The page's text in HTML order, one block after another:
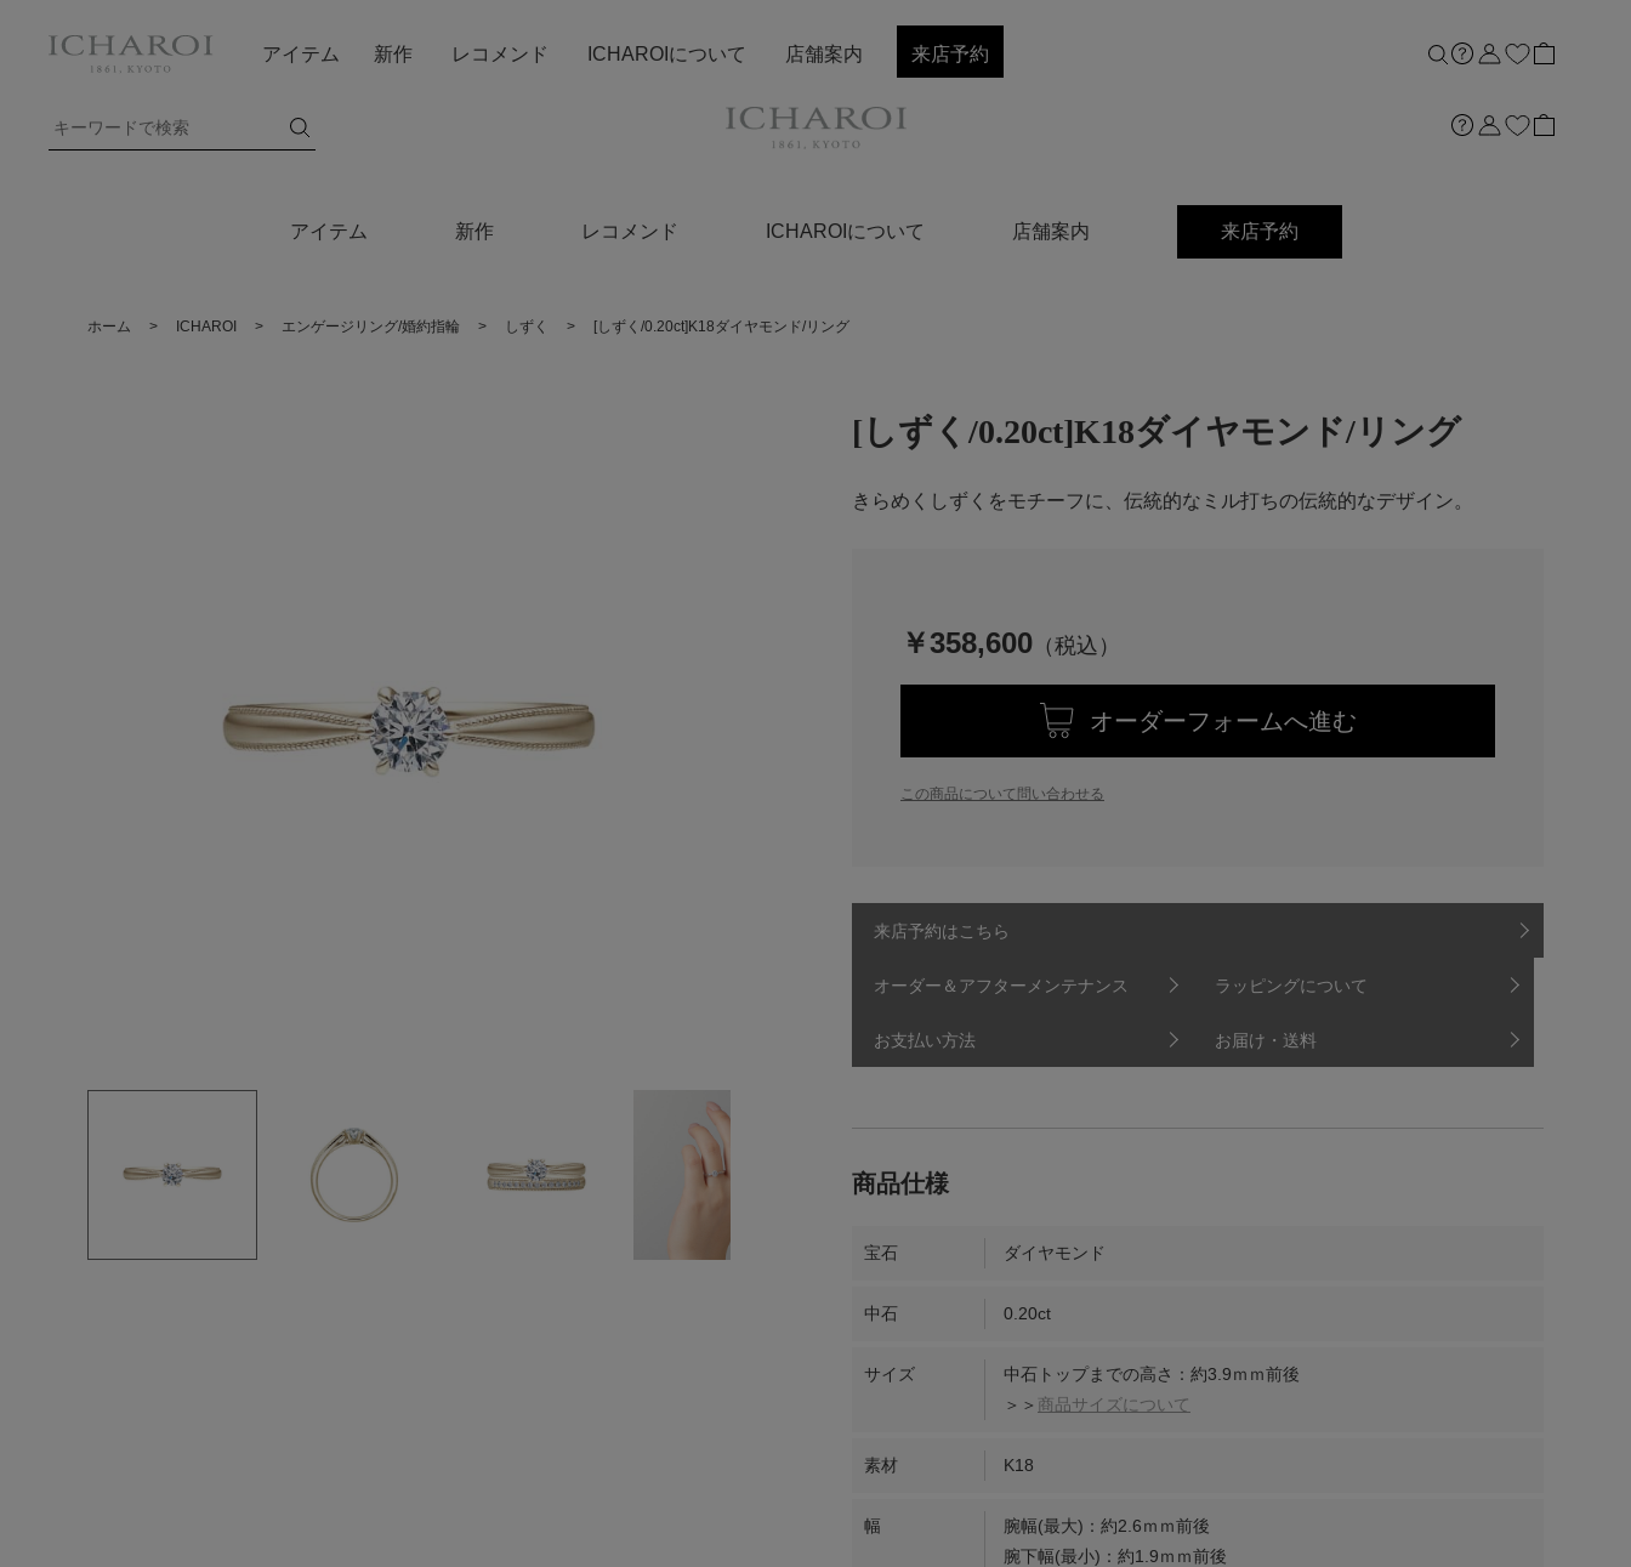
アイテム 新作 レコメンド ICHAROIについて 店舗案内 来店予約
アイテム 新作 レコメンド ICHAROIについて 店舗案内 来店予約
ホーム > ICHAROI > エンゲージリング/婚約指輪 > しずく > [しずく/0.20ct]K18ダイヤモンド/リング
[しずく/0.20ct]K18ダイヤモンド/リング
きらめくしずくをモチーフに、伝統的なミル打ちの伝統的なデザイン。
￥358,600
オーダーフォームへ進む
この商品について問い合わせる
来店予約はこちら
オーダー＆アフターメンテナンス ラッピングについて
お支払い方法 お届け・送料
宝石 ダイヤモンド
中石 0.20ct
サイズ
中石トップまでの高さ：約3.9ｍｍ前後
＞＞ 商品サイズについて
素材 K18
幅
腕幅(最大)：約2.6ｍｍ前後
腕下幅(最小)：約1.9ｍｍ前後